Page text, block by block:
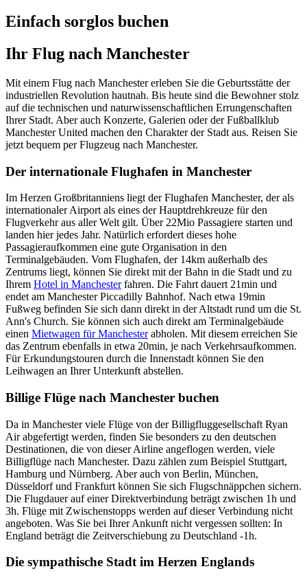
Einfach sorglos buchen
Ihr Flug nach Manchester
Mit einem Flug nach Manchester erleben Sie die Geburtsstätte der
industriellen Revolution hautnah. Bis heute sind die Bewohner stolz
auf die technischen und naturwissenschaftlichen Errungenschaften
Ihrer Stadt. Aber auch Konzerte, Galerien oder der Fußballklub
Manchester United machen den Charakter der Stadt aus. Reisen Sie
jetzt bequem per Flugzeug nach Manchester.
Der internationale Flughafen in Manchester
Im Herzen Großbritanniens liegt der Flughafen Manchester, der als
internationaler Airport als eines der Hauptdrehkreuze für den
Flugverkehr aus aller Welt gilt. Über 22Mio Passagiere starten und
landen hier jedes Jahr. Natürlich erfordert dieses hohe
Passagieraufkommen eine gute Organisation in den
Terminalgebäuden. Vom Flughafen, der 14km außerhalb des
Zentrums liegt, können Sie direkt mit der Bahn in die Stadt und zu
Ihrem Hotel in Manchesterfahren. Die Fahrt dauert 21min und
endet am Manchester Piccadilly Bahnhof. Nach etwa 19min
Fußweg befinden Sie sich dann direkt in der Altstadt rund um die St.
Ann's Church. Sie können sich auch direkt am Terminalgebäude
einen Mietwagen für Manchesterabholen. Mit diesem erreichen Sie
das Zentrum ebenfalls in etwa 20min, je nach Verkehrsaufkommen.
Für Erkundungstouren durch die Innenstadt können Sie den
Leihwagen an Ihrer Unterkunft abstellen.
Billige Flüge nach Manchester buchen
Da in Manchester viele Flüge von der Billigfluggesellschaft Ryan
Air abgefertigt werden, finden Sie besonders zu den deutschen
Destinationen, die von dieser Airline angeflogen werden, viele
Billigflüge nach Manchester. Dazu zählen zum Beispiel Stuttgart,
Hamburg und Nürnberg. Aber auch von Berlin, München,
Düsseldorf und Frankfurt können Sie sich Flugschnäppchen sichern.
Die Flugdauer auf einer Direktverbindung beträgt zwischen 1h und
3h. Flüge mit Zwischenstopps werden auf dieser Verbindung nicht
angeboten. Was Sie bei Ihrer Ankunft nicht vergessen sollten: In
England beträgt die Zeitverschiebung zu Deutschland -1h.
Die sympathische Stadt im Herzen Englands